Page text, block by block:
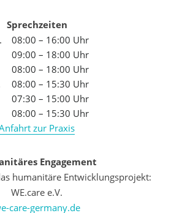
Sprechzeiten
08:00 – 16:00 Uhr
09:00 – 18:00 Uhr
08:00 – 18:00 Uhr
08:00 – 15:30 Uhr
07:30 – 15:00 Uhr
08:00 – 15:30 Uhr
zur Praxis
Engagement
humanitäre Entwicklungsprojekt:
WE.care e.V.
care-germany.de